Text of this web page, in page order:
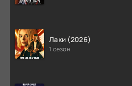
Лаки (2026)
1 сезон